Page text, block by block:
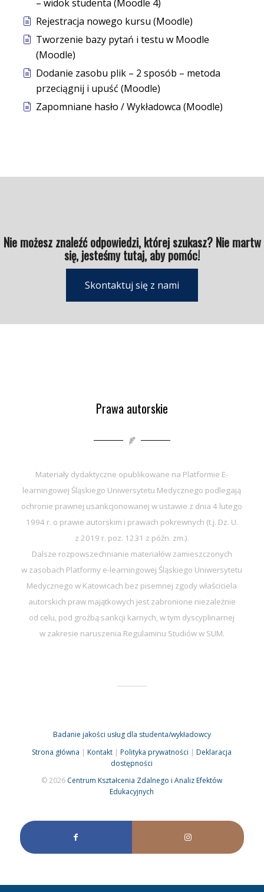
– widok studenta (Moodle 4)
Rejestracja nowego kursu (Moodle)
Tworzenie bazy pytań i testu w Moodle
(Moodle)
Dodanie zasobu plik – 2 sposób – metoda
przeciągnij i upuść (Moodle)
Zapomniane hasło / Wykładowca (Moodle)
Nie możesz znaleźć odpowiedzi, której szukasz? Nie martw
się, jesteśmy tutaj, aby pomóc!
Skontaktuj się z nami
Prawa autorskie
Materiały dydaktyczne opublikowane na Platformie E-
learningowej Śląskiego Uniwersytetu Medycznego podlegają
ochronie prawnej usankcjonowanej w ustawie z dnia 4 lutego
1994 r. o prawie autorskim i prawach pokrewnych (t.j. Dz. U.
z 2019 r. poz. 1231 z późn. zm.).
Dalsze rozpowszechnianie materiałów zamieszczonych
w zasobach Platformy e-learningowej Śląskiego Uniwersytetu
Medycznego w Katowicach bez pisemnej zgody właściciela
autorskich praw majątkowych jest zabronione niezależnie
od celu, pod groźbą sankcji karnych, w tym dyscyplinarnej
w zakresie naruszenia Regulaminu Studiów w SUM.
Badanie jakości usług dla studenta/wykładowcy
Strona główna |Kontakt |Polityka prywatności |Deklaracja
dostępności
© 2026 Centrum Kształcenia Zdalnego i Analiz Efektów
Edukacyjnych